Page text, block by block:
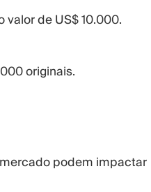
valor de US$ 10.000.
originais.
podem impactar